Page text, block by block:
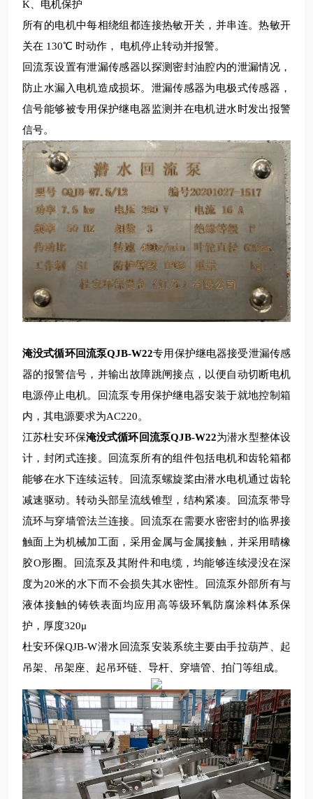
K、电机保护
所有的电机中每相绕组都连接热敏开关，并串连。热敏开
关在 130℃ 时动作， 电机停止转动并报警。
回流泵设置有泄漏传感器以探测密封油腔内的泄漏情况，
防止水漏入电机造成损坏。泄漏传感器为电极式传感器，
信号能够被专用保护继电器监测并在电机进水时发出报警
信号。
淹没式循环回流泵QJB-W22专用保护继电器接受泄漏传感
器的报警信号，并输出故障跳闸接点，以便自动切断电机
电源停止电机。回流泵专用保护继电器安装于就地控制箱
内 ， 其电源要求为AC220。
江苏杜安环保淹没式循环回流泵QJB-W22为潜水型整体设
计，封闭式连接。回流泵所有的组件包括电机和齿轮箱都
能够在水下连续运转。回流泵螺旋桨由潜水电机通过齿轮
减速驱动。转动头部呈流线锥型，结构紧凑。回流泵带导
流环与穿墙管法兰连接。回流泵在需要水密密封的临界接
触面上为机械加工面，采用金属与金属接触，并采用晴橡
胶O形圈。回流泵及其附件和电缆，均能够连续浸没在深
度为20米的水下而不会损失其水密性。回流泵外部所有与
液体接触的铸铁表面均应用高等级环氧防腐涂料体系保
护，厚度320μ
杜安环保QJB-W潜水回流泵安装系统主要由手拉葫芦、起
吊架、吊架座、起吊环链、导杆、穿墙管、拍门等组成。